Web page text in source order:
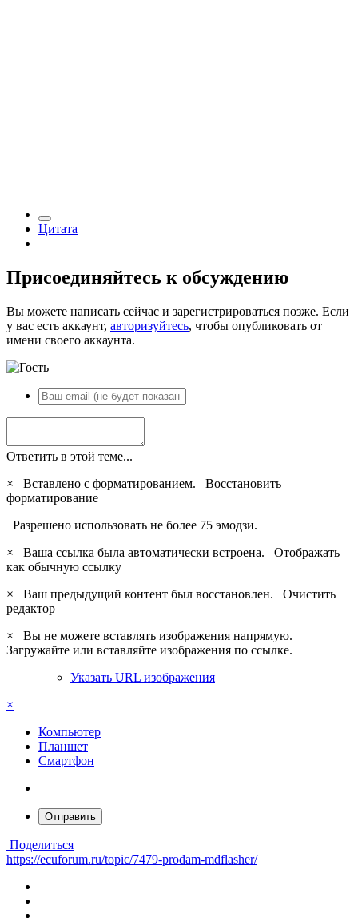
Цитата
Присоединяйтесь к обсуждению
Вы можете написать сейчас и зарегистрироваться позже. Если
у вас есть аккаунт, авторизуйтесь, чтобы опубликовать от
имени своего аккаунта.
Ответить в этой теме...
×
Вставлено с форматированием. Восстановить
форматирование
Разрешено использовать не более 75 эмодзи.
×
Ваша ссылка была автоматически встроена. Отображать
как обычную ссылку
×
Ваш предыдущий контент был восстановлен. Очистить
редактор
×
Вы не можете вставлять изображения напрямую.
Загружайте или вставляйте изображения по ссылке.
Указать URL изображения
×
Компьютер
Планшет
Смартфон
Отправить
Поделиться
https://ecuforum.ru/topic/7479-prodam-mdflasher/